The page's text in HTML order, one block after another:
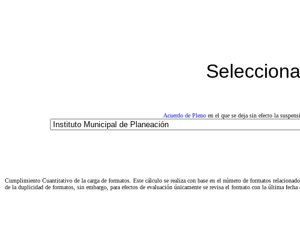
Acuerdo de Pleno en el que se deja sin efecto la
Cumplimiento Cuantitativo de la carga de formatos. Este cálculo se realiza con base en el número de formatos
de la duplicidad de formatos, sin embargo, para efectos de evaluación únicamente se revisa el formato con la última